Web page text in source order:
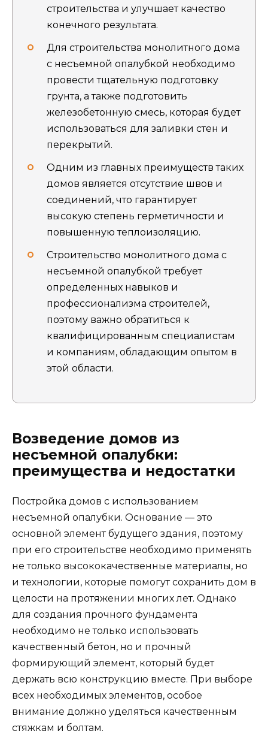
строительства и улучшает качество
конечного результата.
Для строительства монолитного дома
с несъемной опалубкой необходимо
провести тщательную подготовку
грунта, а также подготовить
железобетонную смесь, которая будет
использоваться для заливки стен и
перекрытий.
Одним из главных преимуществ таких
домов является отсутствие швов и
соединений, что гарантирует
высокую степень герметичности и
повышенную теплоизоляцию.
Строительство монолитного дома с
несъемной опалубкой требует
определенных навыков и
профессионализма строителей,
поэтому важно обратиться к
квалифицированным специалистам
и компаниям, обладающим опытом в
этой области.
Возведение домов из
несъемной опалубки:
преимущества и недостатки
Постройка домов с использованием
несъемной опалубки. Основание — это
основной элемент будущего здания, поэтому
при его строительстве необходимо применять
не только высококачественные материалы, но
и технологии, которые помогут сохранить дом в
целости на протяжении многих лет. Однако
для создания прочного фундамента
необходимо не только использовать
качественный бетон, но и прочный
формирующий элемент, который будет
держать всю конструкцию вместе. При выборе
всех необходимых элементов, особое
внимание должно уделяться качественным
стяжкам и болтам.